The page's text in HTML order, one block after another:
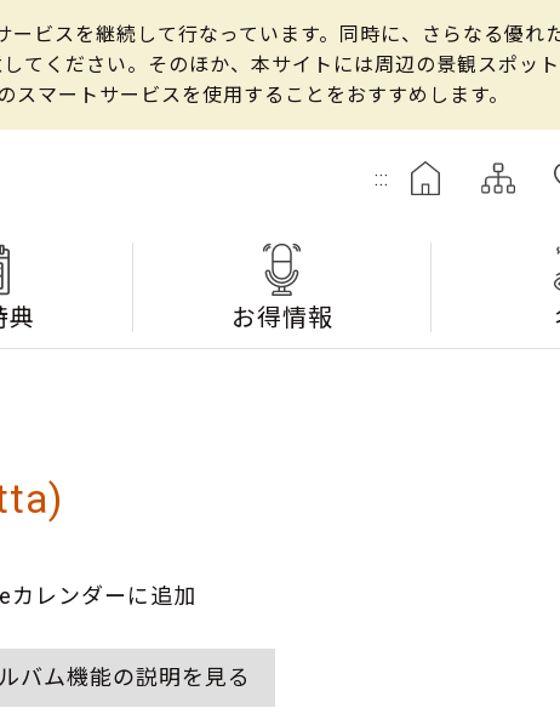
ビスを継続して行なっています。同時に、さらなる優れ
てください。そのほか、本サイトには周辺の景観スポッ
マートサービスを使用することをおすすめします。
:::
典 お得情報
カレンダーに追加
バム機能の説明を見る